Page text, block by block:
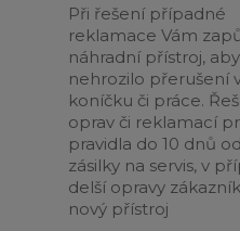
Při řešení případné
reklamace Vám
náhradní přístroj, aby
nehrozilo přerušení
koníčku či práce.
oprav či reklamací
pravidla do 10 dnů
zásilky na servis, v
delší opravy
nový přístroj